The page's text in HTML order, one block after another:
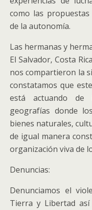
como las
de la autonomía.
Las hermanas y
El Salvador, Costa
nos compartieron la
constatamos que
está actuando
geografías donde
bienes naturales,
de igual manera
organización viva de
Denuncias:
Denunciamos el
Tierra y Libertad